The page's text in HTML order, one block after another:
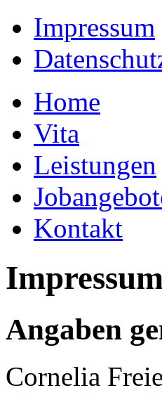
Impressum
Home
Vita
Leistungen
Kontakt
Angaben
Cornelia